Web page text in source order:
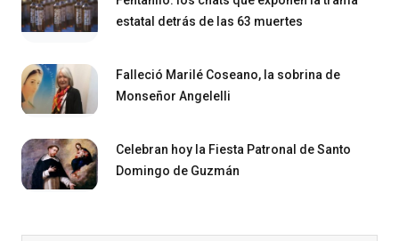
estatal detrás de las 63 muertes
Falleció Marilé Coseano, la sobrina de
Monseñor Angelelli
Celebran hoy la Fiesta Patronal de Santo
Domingo de Guzmán